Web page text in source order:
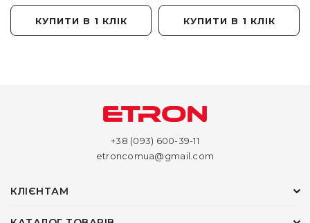
КУПИТИ В 1 КЛІК КУПИТИ В 1 КЛІК
+38 (093) 600-39-11
etroncomua@gmail.com
КЛІЄНТАМ